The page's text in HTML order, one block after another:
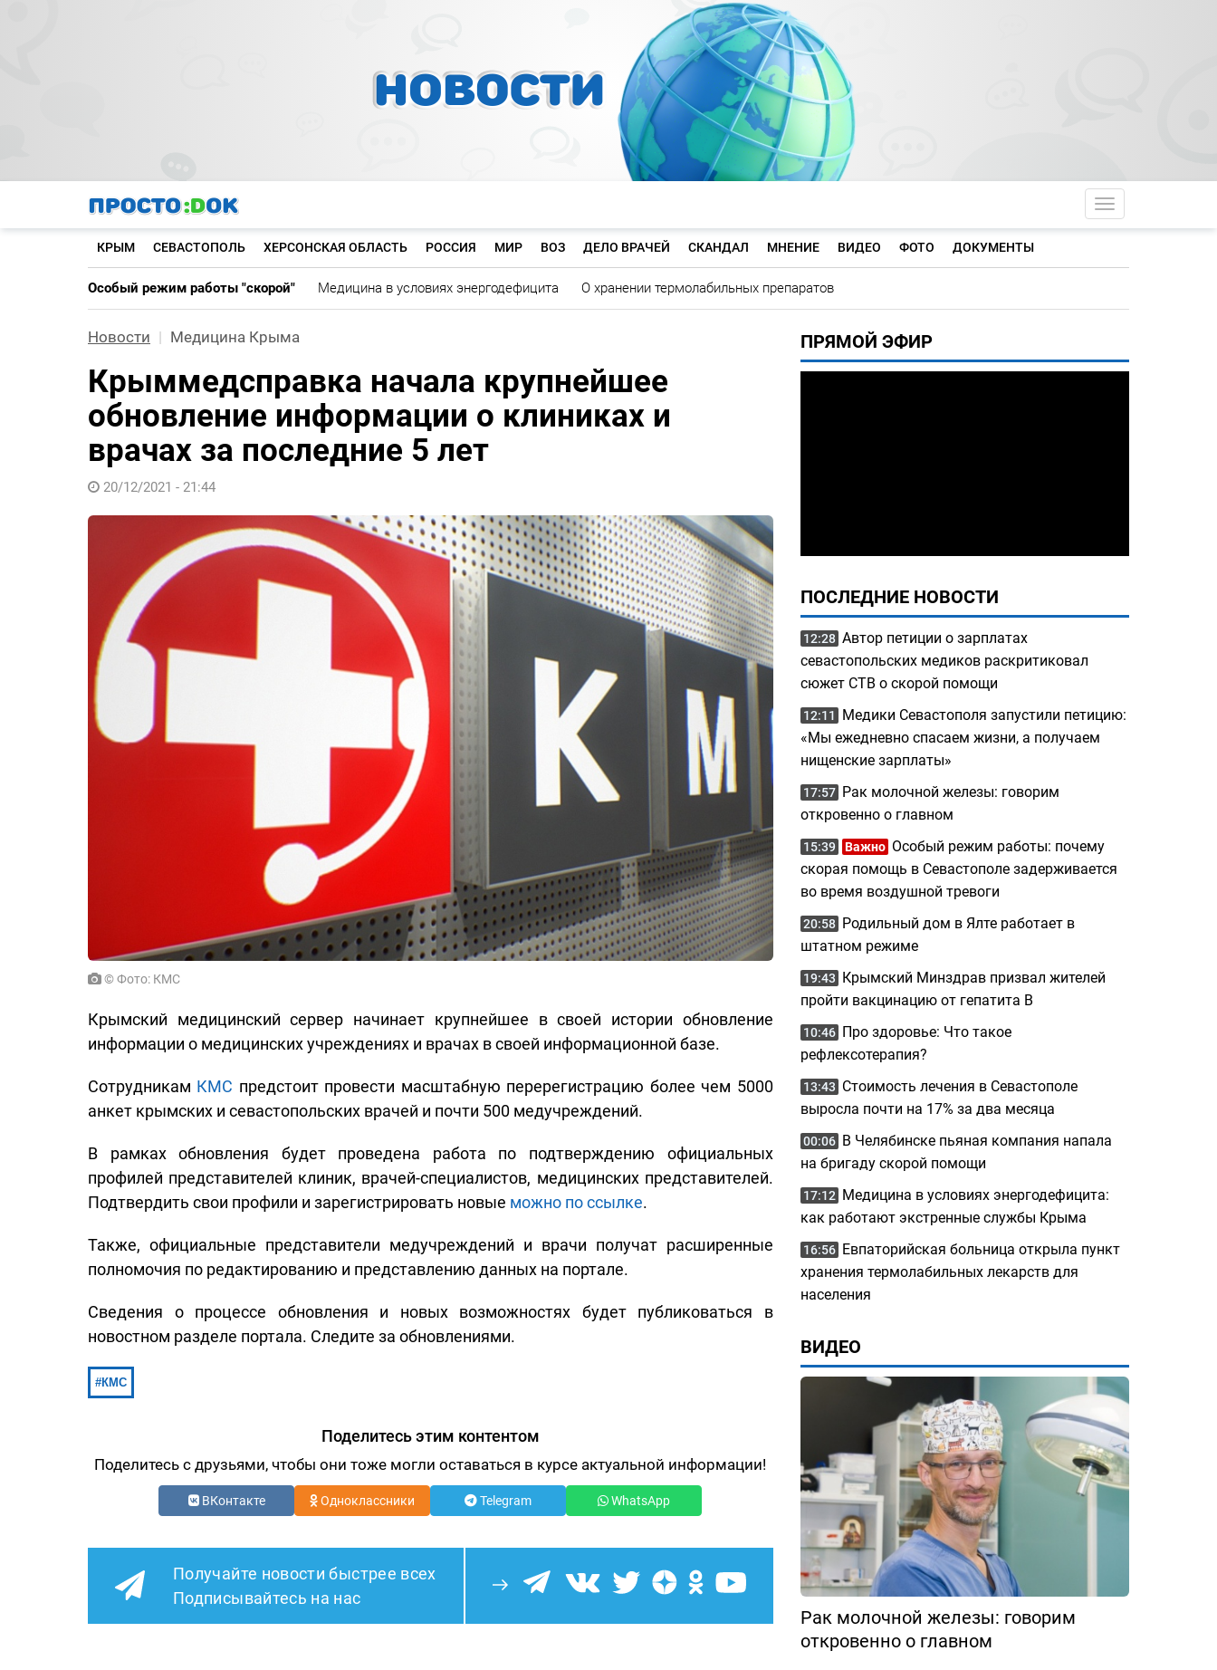
Toggle
КРЫМ СЕВАСТОПОЛЬ ХЕРСОНСКАЯ ОБЛАСТЬ РОССИЯ МИР ВОЗ ДЕЛО ВРАЧЕЙ СКАНДАЛ МНЕНИЕ ВИДЕО ФОТО ДОКУМЕНТЫ
Особый режим работы "скорой" Медицина в условиях энергодефицита О хранении термолабильных препаратов
Новости Медицина Крыма
Крыммедсправка начала крупнейшее
обновление информации о клиниках и
врачах за последние 5 лет
20/12/2021 - 21:44
© Фото: КМС
Крымский медицинский сервер начинает крупнейшее в своей истории обновление
информации о медицинских учреждениях и врачах в своей информационной базе.
Сотрудникам КМС предстоит провести масштабную перерегистрацию более чем 5000
анкет крымских и севастопольских врачей и почти 500 медучреждений.
В рамках обновления будет проведена работа по подтверждению официальных
профилей представителей клиник, врачей-специалистов, медицинских представителей.
Подтвердить свои профили и зарегистрировать новые можно по ссылке.
Также, официальные представители медучреждений и врачи получат расширенные
полномочия по редактированию и представлению данных на портале.
Сведения о процессе обновления и новых возможностях будет публиковаться в
новостном разделе портала. Следите за обновлениями.
КМС
Поделитесь этим контентом
Поделитесь с друзьями, чтобы они тоже могли оставаться в курсе актуальной информации!
ВКонтакте Одноклассники Telegram WhatsApp
Получайте новости быстрее всех
Подписывайтесь на нас
ПРЯМОЙ ЭФИР
ПОСЛЕДНИЕ НОВОСТИ
12:28 Автор петиции о зарплатах
севастопольских медиков раскритиковал
сюжет СТВ о скорой помощи
12:11
Медики Севастополя запустили петицию:
«Мы ежедневно спасаем жизни, а получаем
нищенские зарплаты»
17:57 Рак молочной железы: говорим
откровенно о главном
15:39 Важно Особый режим работы: почему
скорая помощь в Севастополе задерживается
во время воздушной тревоги
20:58 Родильный дом в Ялте работает в
штатном режиме
19:43
Крымский Минздрав призвал жителей
пройти вакцинацию от гепатита B
10:46 Про здоровье: Что такое
рефлексотерапия?
13:43 Стоимость лечения в Севастополе
выросла почти на 17% за два месяца
00:06 В Челябинске пьяная компания напала
на бригаду скорой помощи
17:12 Медицина в условиях энергодефицита:
как работают экстренные службы Крыма
16:56 Евпаторийская больница открыла пункт
хранения термолабильных лекарств для
населения
ВИДЕО
Рак молочной железы: говорим
откровенно о главном